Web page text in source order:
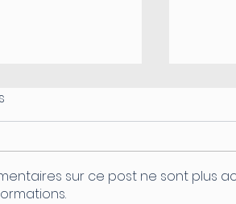
sur ce post ne sont plus